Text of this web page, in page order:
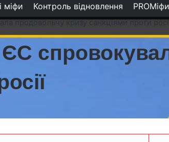
міфи Контроль відновлення PROМіфи
продовольчу кризу санкціями проти